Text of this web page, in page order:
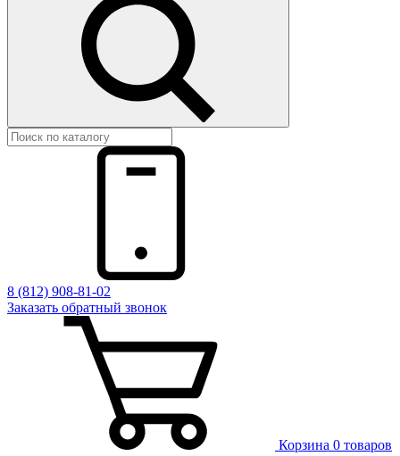
8 (812) 908-81-02
Заказать обратный звонок
Корзина 0 товаров